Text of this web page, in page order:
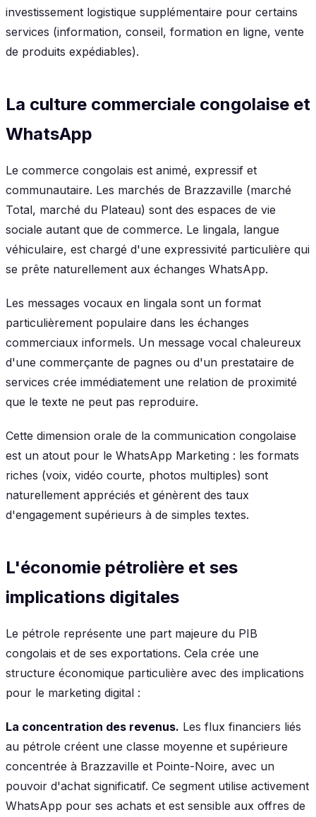
investissement logistique supplémentaire pour certains
services (information, conseil, formation en ligne, vente
de produits expédiables).
La culture commerciale congolaise et
WhatsApp
Le commerce congolais est animé, expressif et
communautaire. Les marchés de Brazzaville (marché
Total, marché du Plateau) sont des espaces de vie
sociale autant que de commerce. Le lingala, langue
véhiculaire, est chargé d'une expressivité particulière qui
se prête naturellement aux échanges WhatsApp.
Les messages vocaux en lingala sont un format
particulièrement populaire dans les échanges
commerciaux informels. Un message vocal chaleureux
d'une commerçante de pagnes ou d'un prestataire de
services crée immédiatement une relation de proximité
que le texte ne peut pas reproduire.
Cette dimension orale de la communication congolaise
est un atout pour le WhatsApp Marketing : les formats
riches (voix, vidéo courte, photos multiples) sont
naturellement appréciés et génèrent des taux
d'engagement supérieurs à de simples textes.
L'économie pétrolière et ses
implications digitales
Le pétrole représente une part majeure du PIB
congolais et de ses exportations. Cela crée une
structure économique particulière avec des implications
pour le marketing digital :
La concentration des revenus. Les flux financiers liés
au pétrole créent une classe moyenne et supérieure
concentrée à Brazzaville et Pointe-Noire, avec un
pouvoir d'achat significatif. Ce segment utilise activement
WhatsApp pour ses achats et est sensible aux offres de